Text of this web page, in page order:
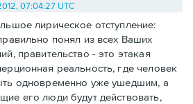
07:04:27 UTC
лирическое отступление:
понял из всех Ваших
правительство - это этакая
реальность, где человек
одновременно уже ушедшим, а
его люди будут действовать,